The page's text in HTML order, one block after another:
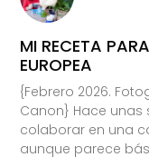
MI RECETA
EUROPEA
{Febrero 2026.
Canon} Hace
colaborar en una
aunque parece